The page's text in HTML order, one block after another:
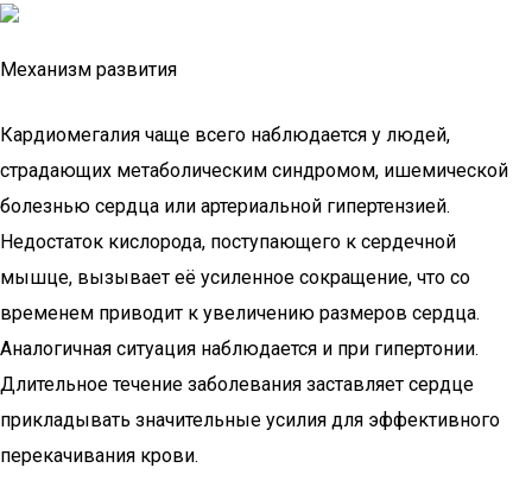
Механизм развития
Кардиомегалия чаще всего наблюдается у людей,
страдающих метаболическим синдромом, ишемической
болезнью сердца или артериальной гипертензией.
Недостаток кислорода, поступающего к сердечной
мышце, вызывает её усиленное сокращение, что со
временем приводит к увеличению размеров сердца.
Аналогичная ситуация наблюдается и при гипертонии.
Длительное течение заболевания заставляет сердце
прикладывать значительные усилия для эффективного
перекачивания крови.